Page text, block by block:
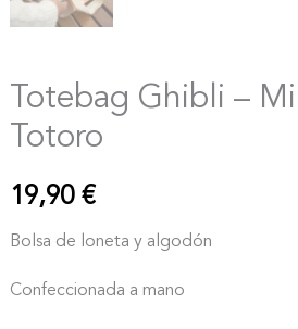
Totebag Ghibli –
Totoro
19,90 €
Bolsa de loneta y algodón
Confeccionada a mano